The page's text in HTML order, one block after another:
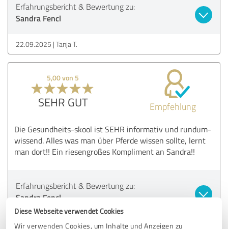
Diese Webseite verwendet Cookies
Wir verwenden Cookies, um Inhalte und Anzeigen zu
Erfahrungsbericht & Bewertung zu:
Sandra Fencl
22.09.2025 Tanja T.
5,00 von 5
SEHR GUT Empfehlung
Die Gesundheits-skool ist SEHR informativ und rundum-
wissend. Alles was man über Pferde wissen sollte, lernt
man dort!! Ein riesengroßes Kompliment an Sandra!!
Erfahrungsbericht & Bewertung zu:
Sandra Fencl
04.09.2025 D.